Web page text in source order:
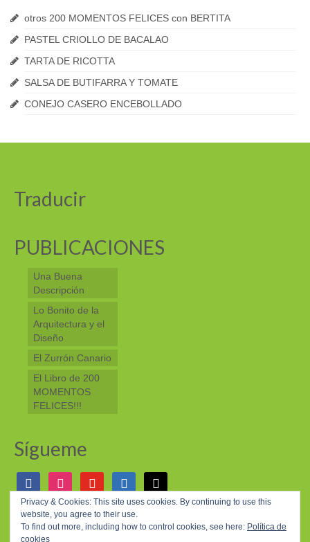
otros 200 MOMENTOS FELICES con BERTITA
PASTEL CRIOLLO DE BACALAO
TARTA DE RICOTTA
SALSA DE BUTIFARRA Y TOMATE
CONEJO CASERO ENCEBOLLADO
Privacy & Cookies: This site uses cookies. By continuing to use this
website, you agree to their use.
To find out more, including how to control cookies, see here: Política de
cookies
Traducir
PUBLICACIONES
Una Buena
Descripción
Lo Bonito de la
Arquitectura y el
Diseño
El Zurrón Canario
El Libro de 200
MOMENTOS
FELICES!!!
Sígueme
facebook instagramyoutube linkedin mail
© 2026 200 MOMENTOS FELICES - WordPress Theme by Kadence WP